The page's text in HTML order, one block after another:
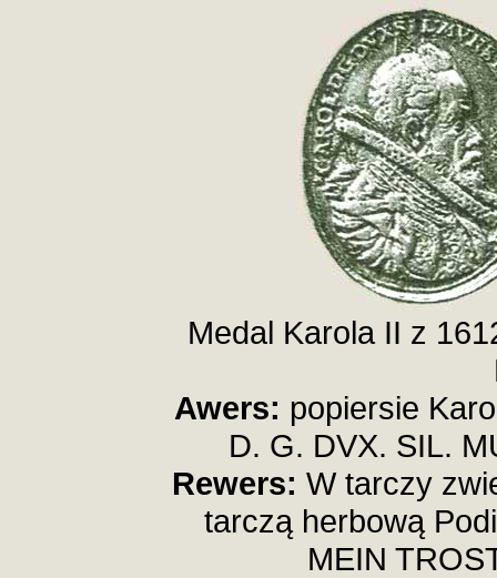
Medal Karola II z
Awers: popiersie
D. G. DVX. SIL.
Rewers: W tarczy
tarczą herbową
MEIN